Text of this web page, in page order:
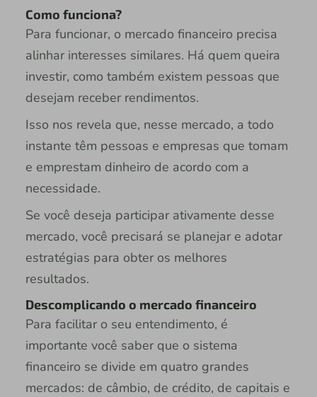
Como funciona?
Para funcionar, o mercado financeiro precisa
alinhar interesses similares. Há quem queira
investir, como também existem pessoas que
desejam receber rendimentos.
Isso nos revela que, nesse mercado, a todo
instante têm pessoas e empresas que tomam
e emprestam dinheiro de acordo com a
necessidade.
Se você deseja participar ativamente desse
mercado, você precisará se planejar e adotar
estratégias para obter os melhores
resultados.
Descomplicando o mercado financeiro
Para facilitar o seu entendimento, é
importante você saber que o sistema
financeiro se divide em quatro grandes
mercados: de câmbio, de crédito, de capitais e